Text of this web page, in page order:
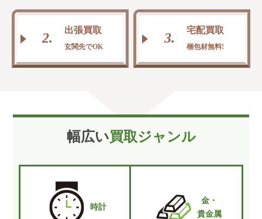
2.
出張買取
玄関先でOK
3.
宅配買取
梱包材無料!
幅広い買取ジャンル
時計
金・
貴金属